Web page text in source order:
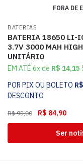
FORA DE
BATERIAS
BATERIA 18650 LI-
3.7V 3000 MAH
UNITÁRIO
EM ATÉ 6x de R$ 14,15
POR PIX OU BOLETO R$
DESCONTO
R$95,00 R$ 84,90
Ser